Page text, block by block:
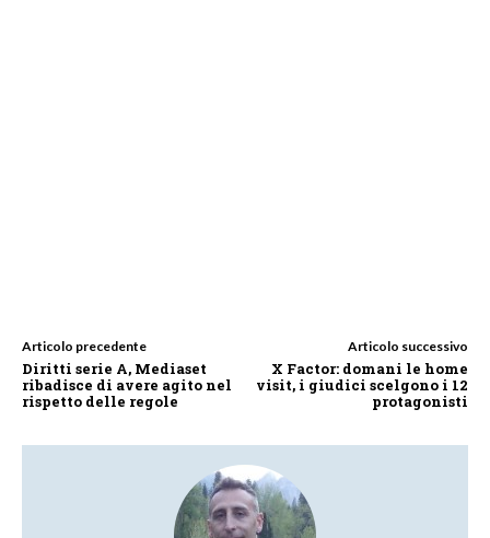
Articolo precedente
Diritti serie A, Mediaset
ribadisce di avere agito nel
rispetto delle regole
Articolo successivo
X Factor: domani le home
visit, i giudici scelgono i 12
protagonisti